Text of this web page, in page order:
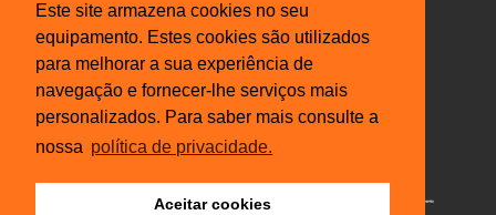
Este site armazena cookies no seu
equipamento. Estes cookies são utilizados
para melhorar a sua experiência de
navegação e fornecer-lhe serviços mais
personalizados. Para saber mais consulte a
nossa política de privacidade.
Aceitar cookies
CONTACTOS
Rua Gonçalo Cristovão, 185 - 6º
4000-269 Porto
Tel: 222 085 009
Fax: 222 085 010
Email: gestao@iberinmo.com